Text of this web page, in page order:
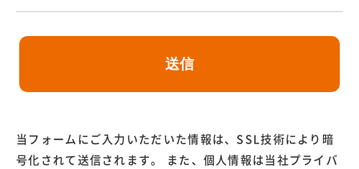
当フォームにご入力いただいた情報は、SSL技術により暗
号化されて送信されます。 また、個人情報は当社プライバ